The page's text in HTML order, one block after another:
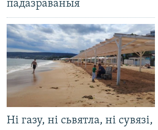
падазраваныя
Ні газу, ні сьвятла, ні сувязі,